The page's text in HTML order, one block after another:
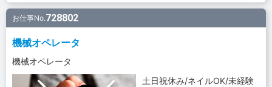
お仕事No.728802
機械オペレータ
機械オペレータ
土日祝休み/ネイルOK/未経験